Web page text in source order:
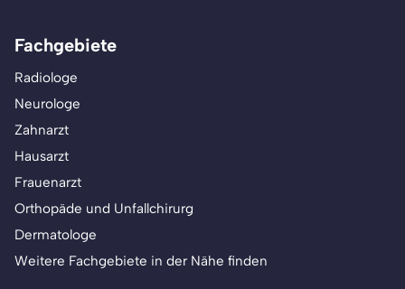
Fachgebiete
Radiologe
Neurologe
Zahnarzt
Hausarzt
Frauenarzt
Orthopäde und Unfallchirurg
Dermatologe
Weitere Fachgebiete in der Nähe finden